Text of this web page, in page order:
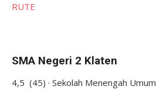
RUTE
SMA Negeri 2 Klaten
4,5 (45) · Sekolah Menengah Umum